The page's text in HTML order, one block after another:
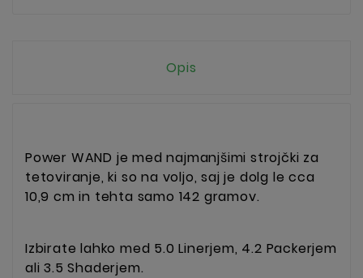
Opis
Power WAND je med najmanjšimi strojčki za
tetoviranje, ki so na voljo, saj je dolg le cca
10,9 cm in tehta samo 142 gramov.
Izbirate lahko med 5.0 Linerjem, 4.2 Packerjem
ali 3.5 Shaderjem.